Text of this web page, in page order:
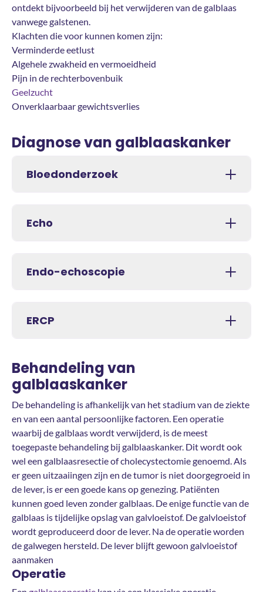
ontdekt bijvoorbeeld bij het verwijderen van de galblaas
vanwege galstenen.
Klachten die voor kunnen komen zijn:
Verminderde eetlust
Algehele zwakheid en vermoeidheid
Pijn in de rechterbovenbuik
Geelzucht
Onverklaarbaar gewichtsverlies
Diagnose van galblaaskanker
Bloedonderzoek
Echo
Endo-echoscopie
ERCP
Behandeling van
galblaaskanker
De behandeling is afhankelijk van het stadium van de ziekte
en van een aantal persoonlijke factoren. Een operatie
waarbij de galblaas wordt verwijderd, is de meest
toegepaste behandeling bij galblaaskanker. Dit wordt ook
wel een galblaasresectie of cholecystectomie genoemd. Als
er geen uitzaaiingen zijn en de tumor is niet doorgegroeid in
de lever, is er een goede kans op genezing. Patiënten
kunnen goed leven zonder galblaas. De enige functie van de
galblaas is tijdelijke opslag van galvloeistof. De galvloeistof
wordt geproduceerd door de lever. Na de operatie worden
de galwegen hersteld. De lever blijft gewoon galvloeistof
aanmaken
Operatie